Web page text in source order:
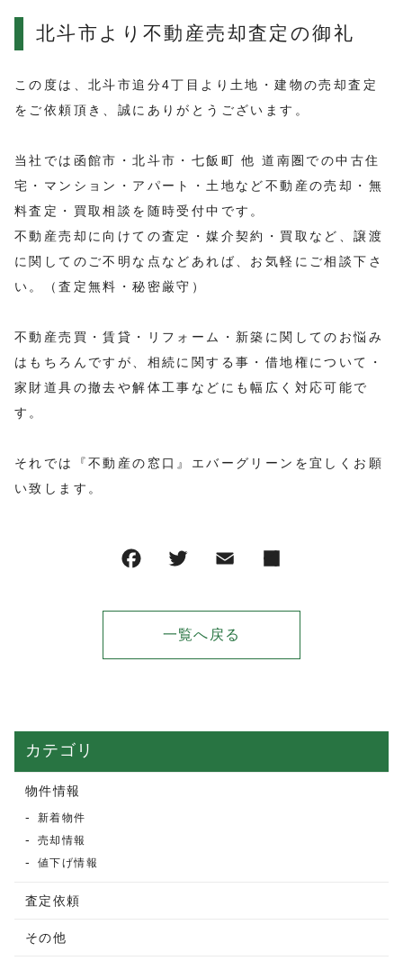
プライバシーポリシー
北斗市より不動産売却査定の御礼
この度は、北斗市追分4丁目より土地・建物の売却査定
をご依頼頂き、誠にありがとうございます。
当社では函館市・北斗市・七飯町 他 道南圏での中古住
宅・マンション・アパート・土地など不動産の売却・無
料査定・買取相談を随時受付中です。
不動産売却に向けての査定・媒介契約・買取など、譲渡
に関してのご不明な点などあれば、お気軽にご相談下さ
い。（査定無料・秘密厳守）
不動産売買・賃貸・リフォーム・新築に関してのお悩み
はもちろんですが、相続に関する事・借地権について・
家財道具の撤去や解体工事などにも幅広く対応可能で
す。
それでは『不動産の窓口』エバーグリーンを宜しくお願
い致します。
一覧へ戻る
カテゴリ
物件情報
新着物件
売却情報
値下げ情報
査定依頼
その他